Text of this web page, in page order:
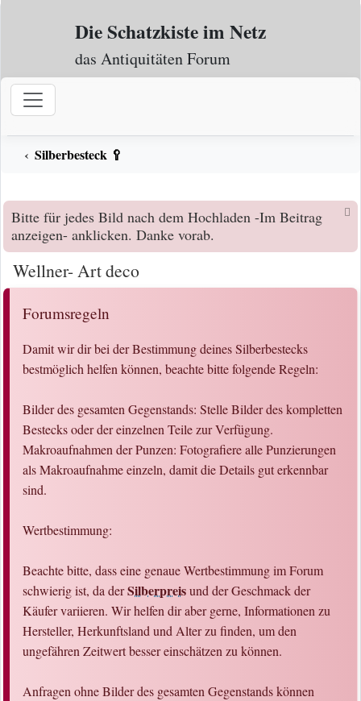
Zum Inhalt
Die Schatzkiste im Netz
das Antiquitäten Forum
Silberbesteck 🥄
Bitte für jedes Bild nach dem Hochladen -Im Beitrag
anzeigen- anklicken. Danke vorab.
Wellner- Art deco
Forumsregeln
Damit wir dir bei der Bestimmung deines Silberbestecks
bestmöglich helfen können, beachte bitte folgende Regeln:
Bilder des gesamten Gegenstands: Stelle Bilder des kompletten
Bestecks oder der einzelnen Teile zur Verfügung.
Makroaufnahmen der Punzen: Fotografiere alle Punzierungen
als Makroaufnahme einzeln, damit die Details gut erkennbar
sind.
Wertbestimmung:
Beachte bitte, dass eine genaue Wertbestimmung im Forum
schwierig ist, da derSilberpreisund der Geschmack der
Käufer variieren. Wir helfen dir aber gerne, Informationen zu
Hersteller, Herkunftsland und Alter zu finden, um den
ungefähren Zeitwert besser einschätzen zu können.
Anfragen ohne Bilder des gesamten Gegenstands können